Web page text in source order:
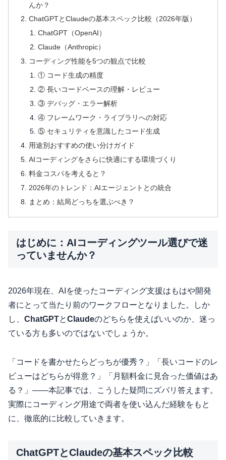
んか？
ChatGPTとClaudeの基本スペック比較（2026年版）
ChatGPT（OpenAI）
Claude（Anthropic）
コーディング性能を5つの観点で比較
① コード生成の精度
② 長いコードベースの理解・レビュー
③ デバッグ・エラー解析
④ フレームワーク・ライブラリへの対応
⑤ セキュリティを意識したコード生成
用途別おすすめの使い分けガイド
AIコーディングをさらに快適にする環境づくり
料金コスパを考えると？
2026年のトレンド：AIエージェントとの統合
まとめ：結局どっちを選ぶべき？
はじめに：AIコーディングツール選びで迷
っていませんか？
2026年現在、AIを使ったコーディング支援はもはや開発
者にとって当たり前のワークフローとなりました。しか
し、 ChatGPTとClaudeのどちらを使えばいいのか、迷っ
ている方も多いのではないでしょうか。
「コードを書かせたらどっちが優秀？」「長いコードのレ
ビューはどちらが得意？」「月額料金に見合った価値はあ
る？」――本記事では、こうした疑問にズバリ答えます。
実際にコーディング用途で両者を使い込んだ経験をもと
に、徹底的に比較していきます。
ChatGPTとClaudeの基本スペック比較